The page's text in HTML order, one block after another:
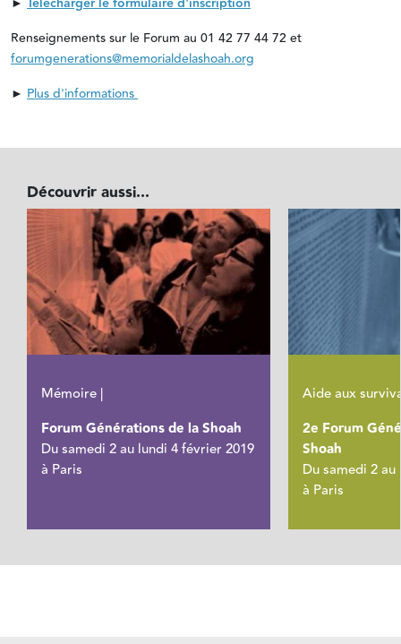
► Télécharger le formulaire d'inscription
Renseignements sur le Forum au 01 42 77 44 72 et
forumgenerations@memorialdelashoah.org
► Plus d'informations
Découvrir aussi...
Mémoire |
Forum Générations de la Shoah
Du samedi 2 au lundi 4 février 2019
à Paris
Aide aux
2e Forum
Shoah
Du samedi 2
à Paris